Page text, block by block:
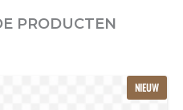
PRODUCTEN
NIEUW